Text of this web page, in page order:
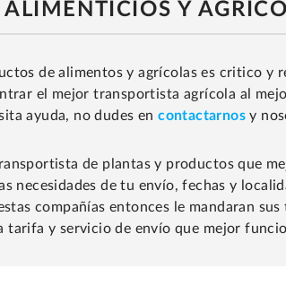
Y
de alimentos y agrícolas es critico y
el mejor transportista agrícola al
ayuda, no dudes encontactarnosy
de plantas y productos que
necesidades de tu envío, fechas y
compañías entonces le mandaran
y servicio de envío que mejor